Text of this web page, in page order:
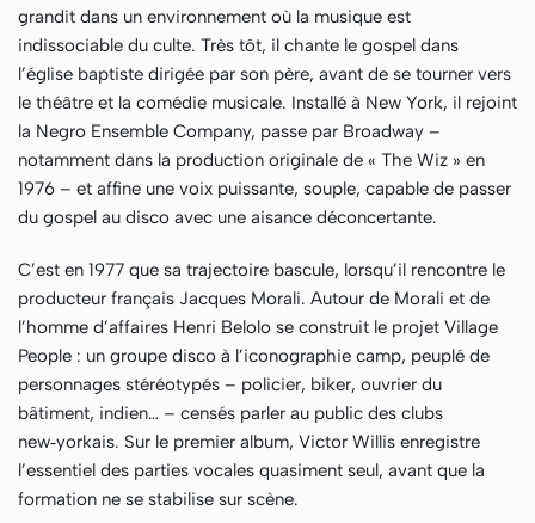
grandit dans un environnement où la musique est
indissociable du culte. Très tôt, il chante le gospel dans
l’église baptiste dirigée par son père, avant de se tourner vers
le théâtre et la comédie musicale. Installé à New York, il rejoint
la Negro Ensemble Company, passe par Broadway –
notamment dans la production originale de « The Wiz » en
1976 – et affine une voix puissante, souple, capable de passer
du gospel au disco avec une aisance déconcertante.
C’est en 1977 que sa trajectoire bascule, lorsqu’il rencontre le
producteur français Jacques Morali. Autour de Morali et de
l’homme d’affaires Henri Belolo se construit le projet Village
People : un groupe disco à l’iconographie camp, peuplé de
personnages stéréotypés – policier, biker, ouvrier du
bâtiment, indien… – censés parler au public des clubs
new‑yorkais. Sur le premier album, Victor Willis enregistre
l’essentiel des parties vocales quasiment seul, avant que la
formation ne se stabilise sur scène.